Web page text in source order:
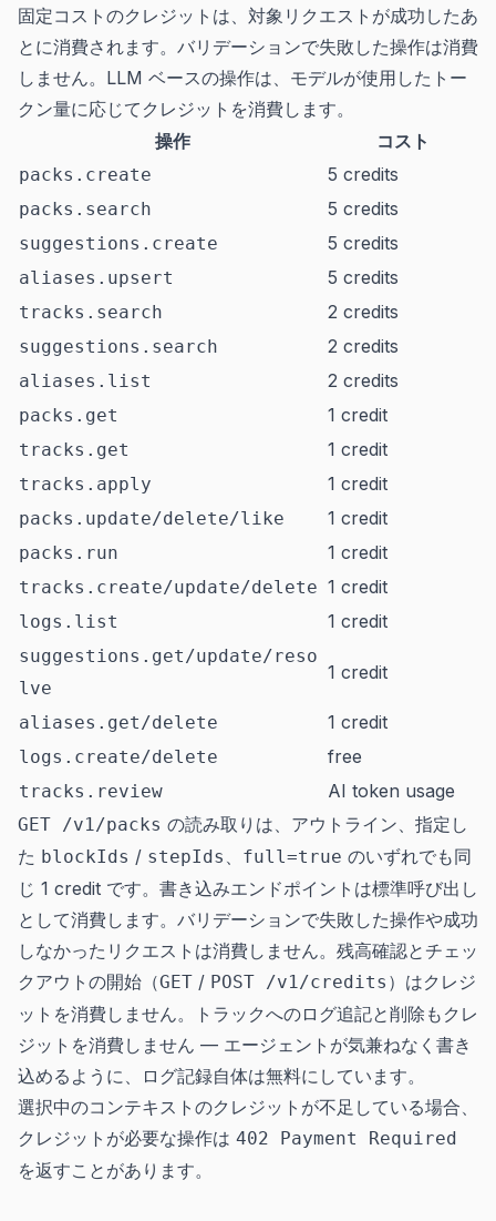
固定コストのクレジットは、対象リクエストが成功したあ
とに消費されます。バリデーションで失敗した操作は消費
しません。LLM ベースの操作は、モデルが使用したトー
クン量に応じてクレジットを消費します。
操作
コスト
packs.create 5 credits
packs.search 5 credits
suggestions.create 5 credits
aliases.upsert 5 credits
tracks.search 2 credits
suggestions.search 2 credits
aliases.list 2 credits
packs.get 1 credit
tracks.get 1 credit
tracks.apply 1 credit
packs.update/delete/like 1 credit
packs.run 1 credit
tracks.create/update/delete 1 credit
logs.list 1 credit
suggestions.get/update/reso
lve
1 credit
aliases.get/delete 1 credit
logs.create/delete free
tracks.review AI token usage
GET /v1/packs の読み取りは、アウトライン、指定し
た blockIds / stepIds 、 full=true のいずれでも同
じ 1 credit です。書き込みエンドポイントは標準呼び出し
として消費します。バリデーションで失敗した操作や成功
しなかったリクエストは消費しません。残高確認とチェッ
クアウトの開始（GET / POST /v1/credits ）はクレジ
ットを消費しません。トラックへのログ追記と削除もクレ
ジットを消費しません — エージェントが気兼ねなく書き
込めるように、ログ記録自体は無料にしています。
選択中のコンテキストのクレジットが不足している場合、
クレジットが必要な操作は 402 Payment Required
を返すことがあります。